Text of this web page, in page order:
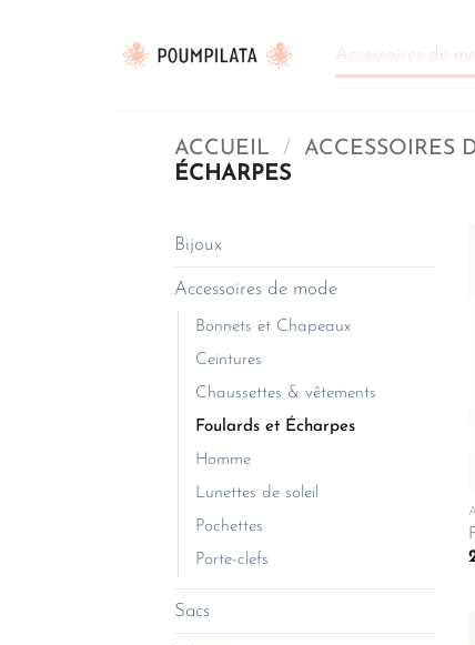
contenu
Accessoires de
ACCUEIL / ACCESSOIRES
ÉCHARPES
Bijoux
Accessoires de mode
Bonnets et Chapeaux
Ceintures
Chaussettes & vêtements
Foulards et Écharpes
Homme
Lunettes de soleil
Pochettes
Porte-clefs
Sacs